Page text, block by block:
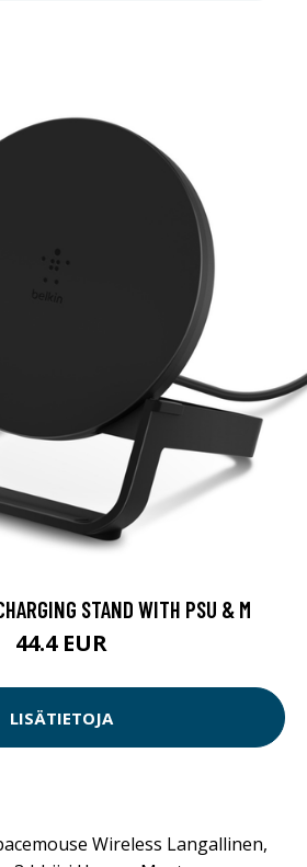
STAND WITH PSU & M
44.4 EUR
LISÄTIETOJA